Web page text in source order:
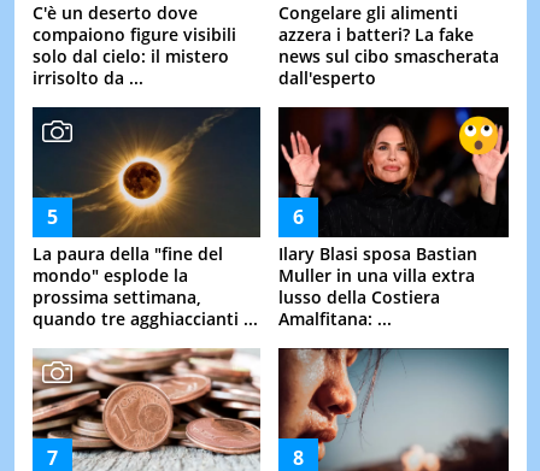
C'è un deserto dove
compaiono figure visibili
solo dal cielo: il mistero
irrisolto da ...
Congelare gli alimenti
azzera i batteri? La fake
news sul cibo smascherata
dall'esperto
La paura della "fine del
mondo" esplode la
prossima settimana,
quando tre agghiaccianti ...
Ilary Blasi sposa Bastian
Muller in una villa extra
lusso della Costiera
Amalfitana: ...